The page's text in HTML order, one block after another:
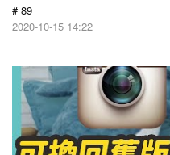
# 89
2020-10-15 14:22